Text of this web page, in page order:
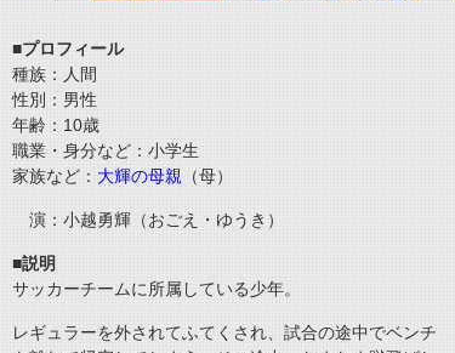
■プロフィール
種族：人間
性別：男性
年齢：10歳
職業・身分など：小学生
家族など： 大輝の母親 （母）
演：小越勇輝（おごえ・ゆうき）
■説明
サッカーチームに所属している少年。
レギュラーを外されてふてくされ、試合の途中でベンチ